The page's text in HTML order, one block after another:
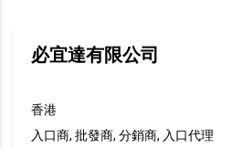
必宜達有限公司
香港
入口商, 批發商, 分銷商, 入口代理